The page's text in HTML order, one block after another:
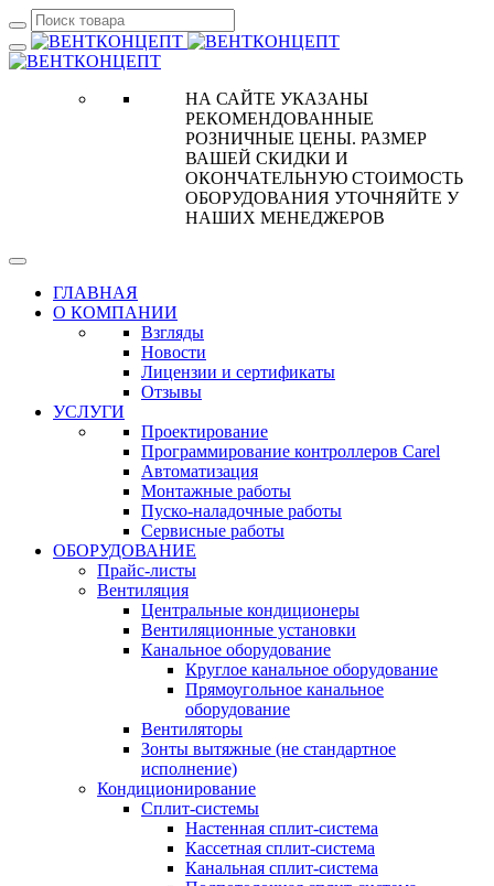
НА САЙТЕ УКАЗАНЫ
РЕКОМЕНДОВАННЫЕ
РОЗНИЧНЫЕ ЦЕНЫ. РАЗМЕР
ВАШЕЙ СКИДКИ И
ОКОНЧАТЕЛЬНУЮ СТОИМОСТЬ
ОБОРУДОВАНИЯ УТОЧНЯЙТЕ У
НАШИХ МЕНЕДЖЕРОВ
ГЛАВНАЯ
О КОМПАНИИ
Взгляды
Новости
Лицензии и сертификаты
Отзывы
УСЛУГИ
Проектирование
Программирование контроллеров Carel
Автоматизация
Монтажные работы
Пуско-наладочные работы
Сервисные работы
ОБОРУДОВАНИЕ
Прайс-листы
Вентиляция
Центральные кондиционеры
Вентиляционные установки
Канальное оборудование
Круглое канальное оборудование
Прямоугольное канальное
оборудование
Вентиляторы
Зонты вытяжные (не стандартное
исполнение)
Кондиционирование
Сплит-системы
Настенная сплит-система
Кассетная сплит-система
Канальная сплит-система